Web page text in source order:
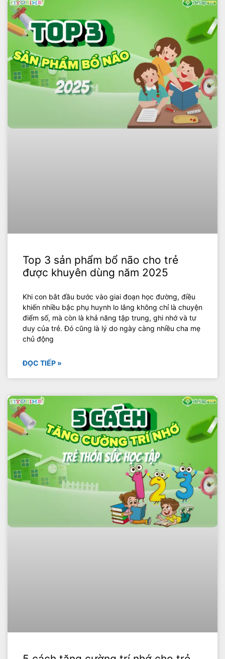
Top 3 sản phẩm bổ não cho trẻ
được khuyên dùng năm 2025
Khi con bắt đầu bước vào giai đoạn học đường, điều
khiến nhiều bậc phụ huynh lo lắng không chỉ là chuyện
điểm số, mà còn là khả năng tập trung, ghi nhớ và tư
duy của trẻ. Đó cũng là lý do ngày càng nhiều cha mẹ
chủ động
ĐỌC TIẾP »